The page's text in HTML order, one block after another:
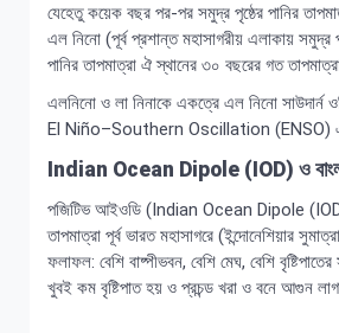
যেহেতু কয়েক বছর পর-পর সমুদ্র পৃষ্ঠের পানির
এল নিনো (পূর্ব প্রশান্ত মহাসাগরীয় এলাকায় সমুদ্র
পানির তাপমাত্রা ঐ স্থানের ৩০ বছরের গত
এলনিনো ও লা নিনাকে একত্রে এল নিনো
El Niño–Southern Oscillation (ENSO)
Indian Ocean Dipole (IOD) ও
পজিটিভ আইওডি (Indian Ocean Dipole (IOD) )
তাপমাত্রা পূর্ব ভারত মহাসাগরে (ইন্দোনেশিয়ার
ফলাফল: বেশি বাষ্পীভবন, বেশি মেঘ, বেশি
খুবই কম বৃষ্টিপাত হয় ও প্রচন্ড খরা ও বনে আগুন